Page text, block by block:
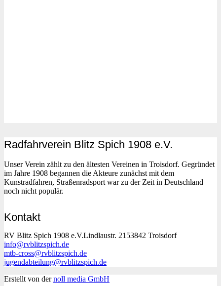
Radfahrverein Blitz Spich 1908 e.V.
Unser Verein zählt zu den ältesten Vereinen in Troisdorf. Gegründet
im Jahre 1908 begannen die Akteure zunächst mit dem
Kunstradfahren, Straßenradsport war zu der Zeit in Deutschland
noch nicht populär.
Kontakt
RV Blitz Spich 1908 e.V.Lindlaustr. 2153842 Troisdorf
info@rvblitzspich.de
mtb-cross@rvblitzspich.de
jugendabteilung@rvblitzspich.de
Erstellt von dernoll media GmbH